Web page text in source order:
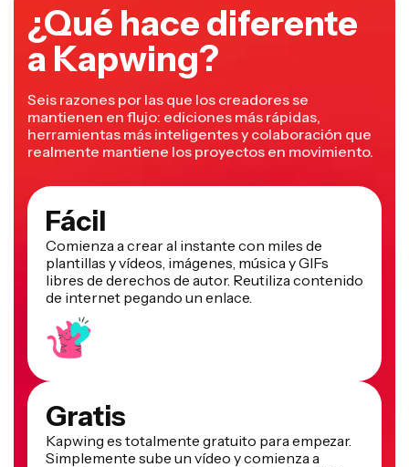
¿Qué hace diferente
a Kapwing?
Seis razones por las que los creadores se
mantienen en flujo: ediciones más rápidas,
herramientas más inteligentes y colaboración que
realmente mantiene los proyectos en movimiento.
Fácil
Comienza a crear al instante con miles de
plantillas y vídeos, imágenes, música y GIFs
libres de derechos de autor. Reutiliza contenido
de internet pegando un enlace.
Gratis
Kapwing es totalmente gratuito para empezar.
Simplemente sube un vídeo y comienza a